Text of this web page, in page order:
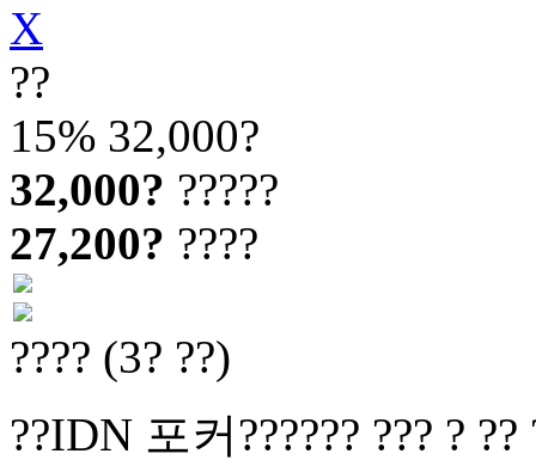
X
??
15% 32,000?
32,000? ?????
27,200? ????
???? (3? ??)
??IDN 포커?????? ??? ? ??